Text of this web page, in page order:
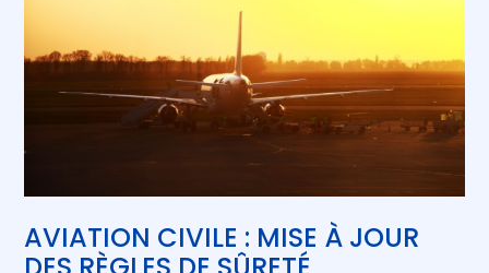
AVIATION CIVILE : MISE À JOUR